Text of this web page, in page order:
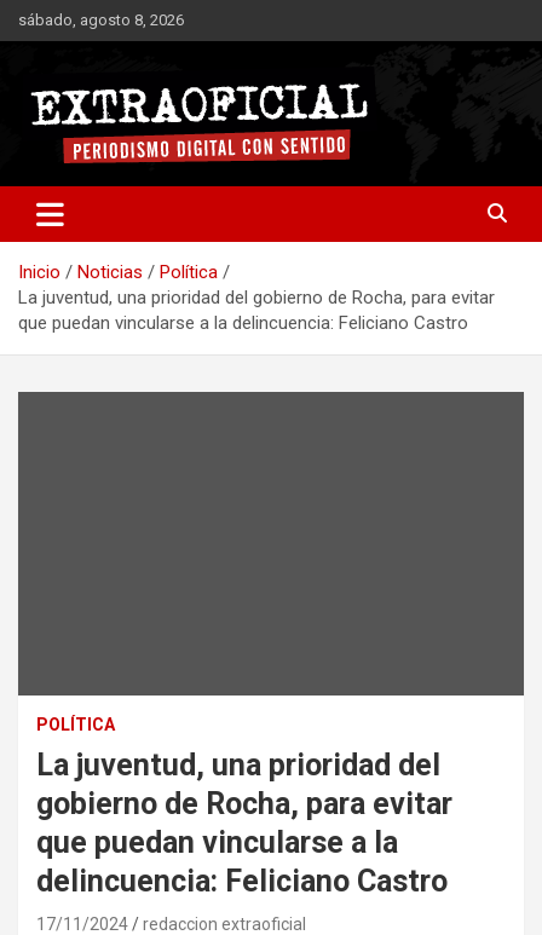
Saltar
al
sábado, agosto 8, 2026
Extraoficial
Inicio Noticias
Política
La juventud, una prioridad del gobierno de Rocha, para evitar
que puedan vincularse a la delincuencia: Feliciano Castro
POLÍTICA
La juventud, una prioridad del
gobierno de Rocha, para evitar
que puedan vincularse a la
delincuencia: Feliciano Castro
17/11/2024 redaccion extraoficial